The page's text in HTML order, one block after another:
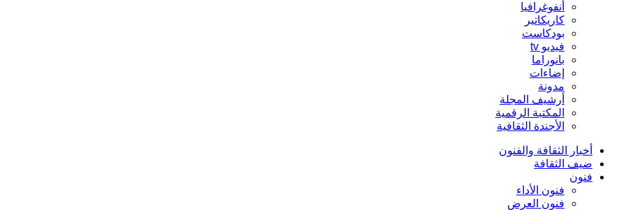
أنفوغرافيا
كاريكاتير
بودكاست
فيديو tv
بانوراما
إضاءات
مدونة
أرشيف المجلة
المكتبة الرقمية
الأجندة الثقافية
أخبار الثقافة والفنون
ضيف الثقافة
فنون
فنون الأداء
فنون العرض